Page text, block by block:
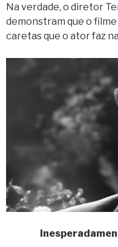
Na verdade, o diretor
demonstram que o
caretas que o ator faz